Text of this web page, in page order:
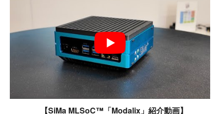
【SiMa MLSoC™「Modalix」紹介動画】